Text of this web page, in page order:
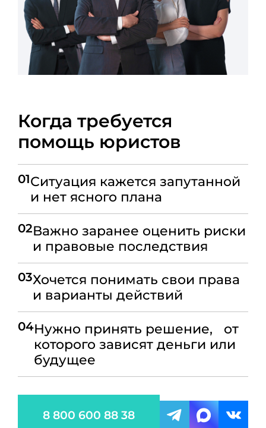
Когда требуется
помощь юристов
01Ситуация кажется запутанной
и нет ясного плана
02Важно заранее оценить риски
и правовые последствия
03Хочется понимать свои права
и варианты действий
04Нужно принять решение, от
которого зависят деньги или
будущее
8 800 600 88 38